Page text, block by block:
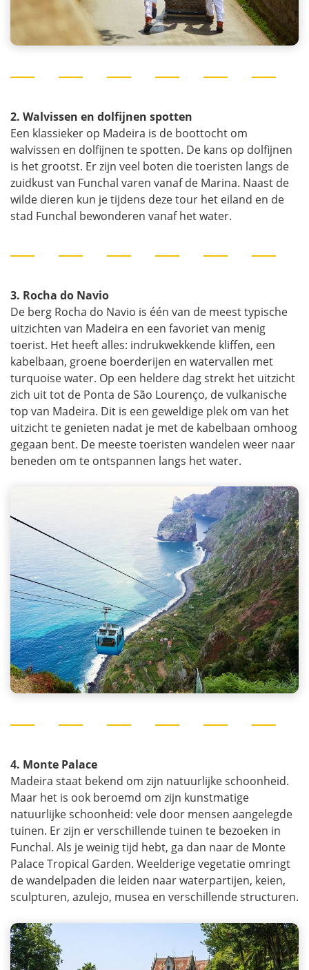
2. Walvissen en dolfijnen spotten
Een klassieker op Madeira is de boottocht om
walvissen en dolfijnen te spotten. De kans op dolfijnen
is het grootst. Er zijn veel boten die toeristen langs de
zuidkust van Funchal varen vanaf de Marina. Naast de
wilde dieren kun je tijdens deze tour het eiland en de
stad Funchal bewonderen vanaf het water.
3. Rocha do Navio
De berg Rocha do Navio is één van de meest typische
uitzichten van Madeira en een favoriet van menig
toerist. Het heeft alles: indrukwekkende kliffen, een
kabelbaan, groene boerderijen en watervallen met
turquoise water. Op een heldere dag strekt het uitzicht
zich uit tot de Ponta de São Lourenço, de vulkanische
top van Madeira. Dit is een geweldige plek om van het
uitzicht te genieten nadat je met de kabelbaan omhoog
gegaan bent. De meeste toeristen wandelen weer naar
beneden om te ontspannen langs het water.
4. Monte Palace
Madeira staat bekend om zijn natuurlijke schoonheid.
Maar het is ook beroemd om zijn kunstmatige
natuurlijke schoonheid: vele door mensen aangelegde
tuinen. Er zijn er verschillende tuinen te bezoeken in
Funchal. Als je weinig tijd hebt, ga dan naar de Monte
Palace Tropical Garden. Weelderige vegetatie omringt
de wandelpaden die leiden naar waterpartijen, keien,
sculpturen, azulejo, musea en verschillende structuren.